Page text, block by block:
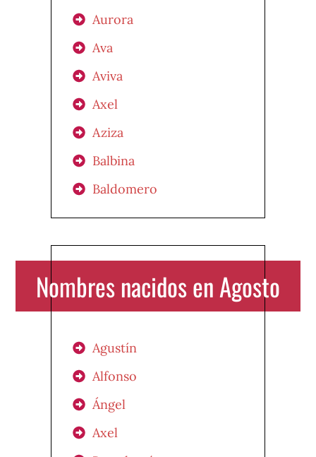
Aurora
Ava
Aviva
Axel
Aziza
Balbina
Baldomero
Nombres nacidos en Agosto
Agustín
Alfonso
Ángel
Axel